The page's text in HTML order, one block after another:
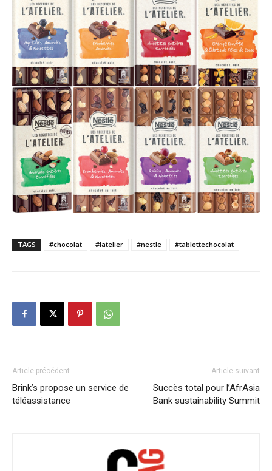
TAGS #chocolat #latelier #nestle #tablettechocolat
Article précédent
Brink’s propose un service de
téléassistance
Article suivant
Succès total pour l’AfrAsia
Bank sustainability Summit